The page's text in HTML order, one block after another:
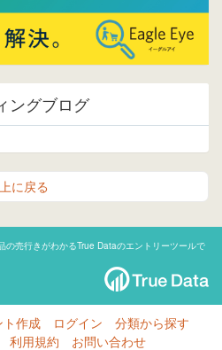
ングブログ
上に戻る
の売行きがわかるTrue Dataのエントリーツールで
ト作成 ログイン
分類から探す
利用規約 お問い合わせ